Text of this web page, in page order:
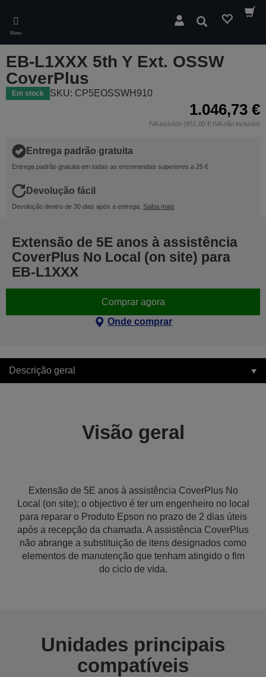
main
content
Menu
Pesquisar
EB-L1XXX 5th Y Ext. OSSW
CoverPlus
Em stock SKU: CP5EOSSWH910
1.046,73 €
IVA incluído (851,00 € IVA não incluído)
Entrega padrão gratuita
Entrega padrão gratuita em todas as encomendas superiores a 25 €
Devolução fácil
Devolução dentro de 30 dias após a entrega. Saiba mais
Extensão de 5E anos à assistência
CoverPlus No Local (on site) para
EB-L1XXX
Comprar agora
Onde comprar
Descrição geral
Visão geral
Extensão de 5E anos à assistência CoverPlus No
Local (on site); o objectivo é ter um engenheiro no local
para reparar o Produto Epson no prazo de 2 dias úteis
após a recepção da chamada. A assistência CoverPlus
não abrange a substituição de itens designados como
elementos de manutenção que tenham atingido o fim
do ciclo de vida.
Unidades principais
compatíveis